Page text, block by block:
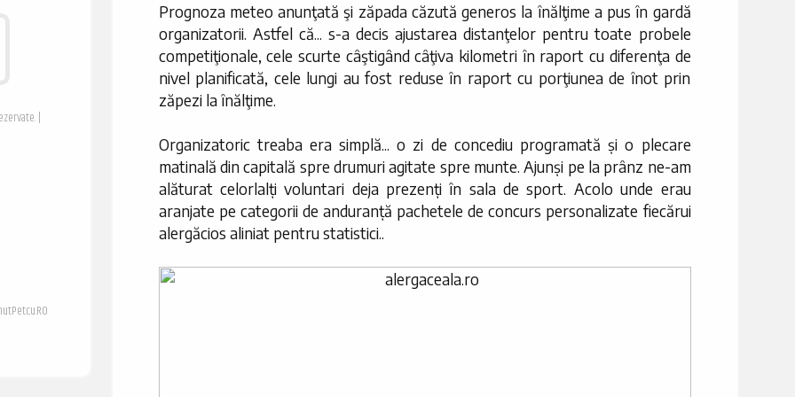
|
Prognoza meteo anunţată şi zăpada căzută generos la înălţime a pus în gardă
organizatorii. Astfel că... s-a decis ajustarea distanţelor pentru toate probele
competiţionale, cele scurte câştigând câţiva kilometri în raport cu diferenţa de
nivel planificată, cele lungi au fost reduse în raport cu porţiunea de înot prin
zăpezi la înălţime.
Organizatoric treaba era simplă... o zi de concediu programată și o plecare
matinală din capitală spre drumuri agitate spre munte. Ajunși pe la prânz ne-am
alăturat celorlalți voluntari deja prezenți în sala de sport. Acolo unde erau
aranjate pe categorii de anduranță pachetele de concurs personalizate fiecărui
alergăcios aliniat pentru statistici..